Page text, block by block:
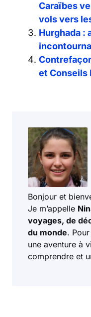
Caraïbes
vols vers
Hurghada :
et Conseils
Bonjour et
Je m’appelle
voyages, de
du monde.
une aventure à
comprendre et